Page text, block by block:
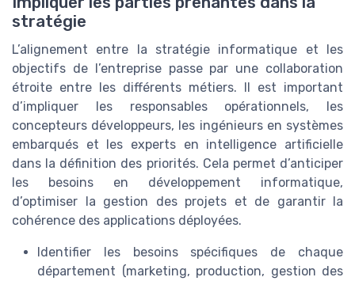
stratégie
L’alignement entre la stratégie informatique et les
objectifs de l’entreprise passe par une collaboration
étroite entre les différents métiers. Il est important
d’impliquer les responsables opérationnels, les
concepteurs développeurs, les ingénieurs en systèmes
embarqués et les experts en intelligence artificielle
dans la définition des priorités. Cela permet d’anticiper
les besoins en développement informatique,
d’optimiser la gestion des projets et de garantir la
cohérence des applications déployées.
Identifier les besoins spécifiques de chaque
département (marketing, production, gestion des